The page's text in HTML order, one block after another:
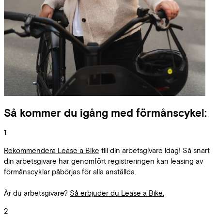
Så kommer du igång med förmånscykel:
1
Rekommendera Lease a Bike till din arbetsgivare idag! Så snart
din arbetsgivare har genomfört registreringen kan leasing av
förmånscyklar påbörjas för alla anställda.
Är du arbetsgivare? Så erbjuder du Lease a Bike.
2